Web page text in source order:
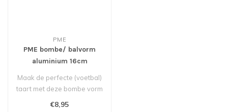
PME
PME bombe/ balvorm
aluminium 16cm
Maak de perfecte (voetbal)
taart met deze bombe vorm
van PME. Plaats 2 taarten t..
€8,95